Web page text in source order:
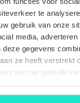
te
gebruik van onze
media,
deze gegevens
ze heeft verstrekt
van uw gebruik
op basis van 0
BEOORDELING